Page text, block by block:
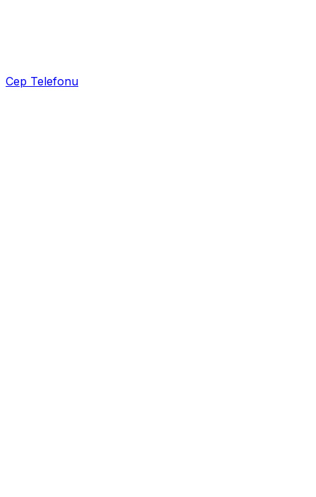
Cep Telefonu